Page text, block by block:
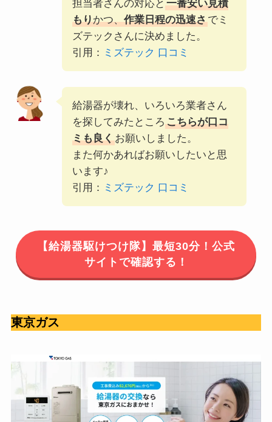
担当者さんの対応と 一番安い見積
もりかつ、作業日程の迅速さでミ
ズテックさんに決めました。
引用： ミズテック 口コミ
給湯器が壊れ、いろいろ業者さん
を探してみたところ こちらが口コ
ミも良くお願いしました。
また何かあればお願いしたいと思
います♪
引用： ミズテック 口コミ
【給湯器駆けつけ隊】最短30分！公式
サイトで確認する！
東京ガス